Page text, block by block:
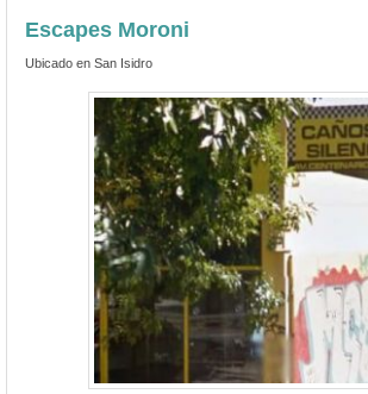
Escapes Moroni
Ubicado en San Isidro